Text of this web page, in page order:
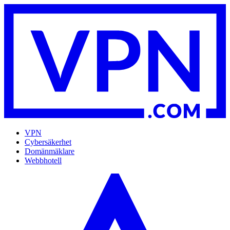
VPN
Cybersäkerhet
Domänmäklare
Webbhotell